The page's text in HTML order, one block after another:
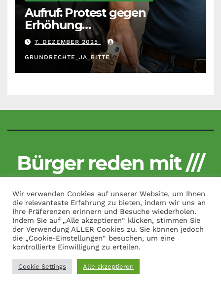
Aufruf: Protest gegen
Erhöhung
Krankenkassenbeiträge
7. DEZEMBER 2025
GRUNDRECHTE_JA_BITTE
Bürger reden mit ///
Copyright by Bürger reden mit /// All Rights Reserved. |Theme:
News Talk vonThemeansar
KontaktImpressum Datenschutzerklärung
Wir verwenden Cookies auf unserer Website, um Ihnen
die relevanteste Erfahrung zu bieten, indem wir uns an
Ihre Präferenzen erinnern und Besuche wiederholen.
Indem Sie auf „Alle akzeptieren“ klicken, stimmen Sie
der Verwendung ALLER Cookies zu. Sie können jedoch
die „Cookie-Einstellungen“ besuchen, um eine
kontrollierte Einwilligung zu erteilen.
Cookie Settings Alle akzeptieren